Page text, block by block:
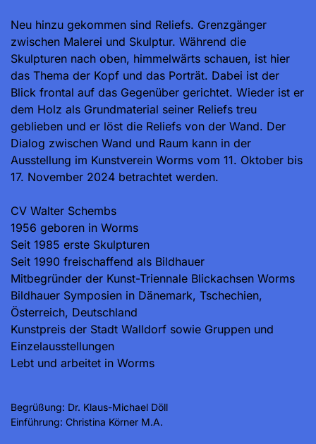
Neu hinzu gekommen sind Reliefs. Grenzgänger
zwischen Malerei und Skulptur. Während die
Skulpturen nach oben, himmelwärts schauen, ist hier
das Thema der Kopf und das Porträt. Dabei ist der
Blick frontal auf das Gegenüber gerichtet. Wieder ist er
dem Holz als Grundmaterial seiner Reliefs treu
geblieben und er löst die Reliefs von der Wand. Der
Dialog zwischen Wand und Raum kann in der
Ausstellung im Kunstverein Worms vom 11. Oktober bis
17. November 2024 betrachtet werden.
CV Walter Schembs
1956 geboren in Worms
Seit 1985 erste Skulpturen
Seit 1990 freischaffend als Bildhauer
Mitbegründer der Kunst-Triennale Blickachsen Worms
Bildhauer Symposien in Dänemark, Tschechien,
Österreich, Deutschland
Kunstpreis der Stadt Walldorf sowie Gruppen und
Einzelausstellungen
Lebt und arbeitet in Worms
Begrüßung: Dr. Klaus-Michael Döll
Einführung: Christina Körner M.A.